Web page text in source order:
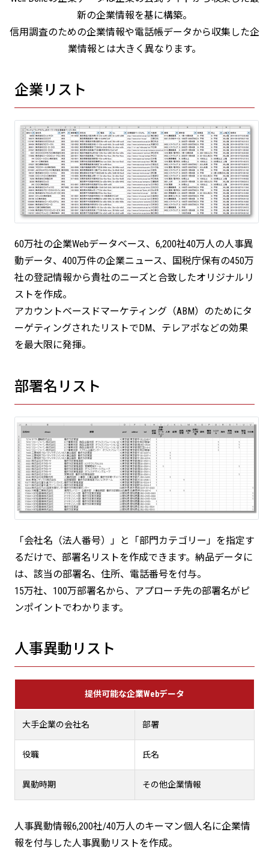
新の企業情報を基に構築。
信用調査のための企業情報や電話帳データから収集した企
業情報とは大きく異なります。
企業リスト
60万社の企業Webデータベース、6,200社40万人の人事異
動データ、400万件の企業ニュース、国税庁保有の450万
社の登記情報から貴社のニーズと合致したオリジナルリ
ストを作成。
アカウントベースドマーケティング（ABM）のためにタ
ーゲティングされたリストでDM、テレアポなどの効果
を最大限に発揮。
部署名リスト
「会社名（法人番号）」と「部門カテゴリー」を指定す
るだけで、部署名リストを作成できます。納品データに
は、該当の部署名、住所、電話番号を付与。
15万社、100万部署名から、アプローチ先の部署名がピ
ンポイントでわかります。
人事異動リスト
提供可能な企業Webデータ
大手企業の会社名 部署
役職 氏名
異動時期 その他企業情報
人事異動情報6,200社/40万人のキーマン個人名に企業情
報を付与した人事異動リストを作成。